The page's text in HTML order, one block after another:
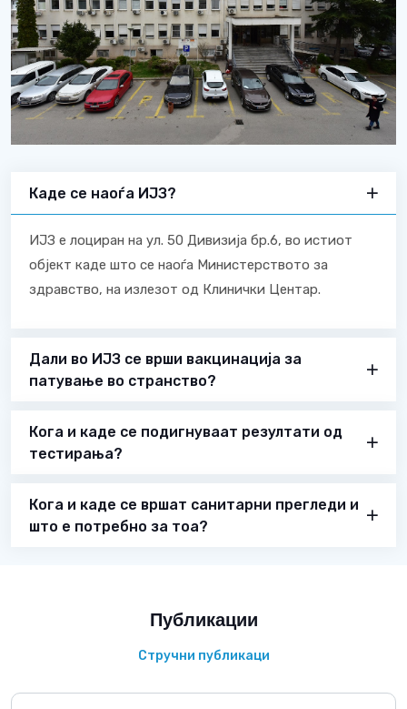
Каде се наоѓа ИЈЗ?
ИЈЗ е лоциран на ул. 50 Дивизија бр.6, во истиот
објект каде што се наоѓа Министерството за
здравство, на излезот од Клинички Центар.
Дали во ИЈЗ се врши вакцинација за
патување во странство?
Кога и каде се подигнуваат резултати од
тестирања?
Кога и каде се вршат санитарни прегледи и
што е потребно за тоа?
Публикации
Стручни публикаци